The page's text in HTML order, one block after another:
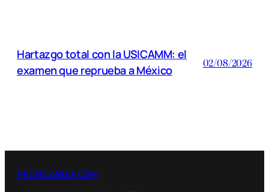
Hartazgo total con la USICAMM: el
examen que reprueba a México
02/08/2026
PROFELANDIA.COM